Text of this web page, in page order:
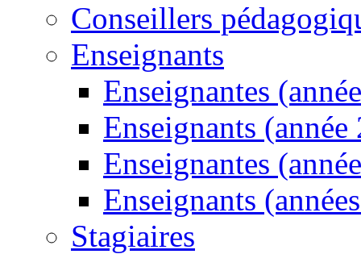
Conseillers
Enseignants
Enseignantes
Enseignants
Enseignantes
Enseignants
Stagiaires